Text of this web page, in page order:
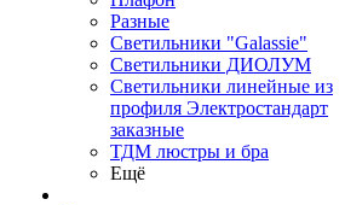
Разные
Светильники "Galassie"
Светильники ДИОЛУМ
Светильники линейные из
профиля Электростандарт
заказные
ТДМ люстры и бра
Ещё